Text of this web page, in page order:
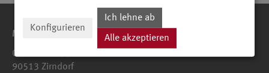
Metz Consumer Electronics GmbH
Ohmstraße 55
90513 Zirndorf
Konfigurieren
Ich lehne ab
Alle akzeptieren